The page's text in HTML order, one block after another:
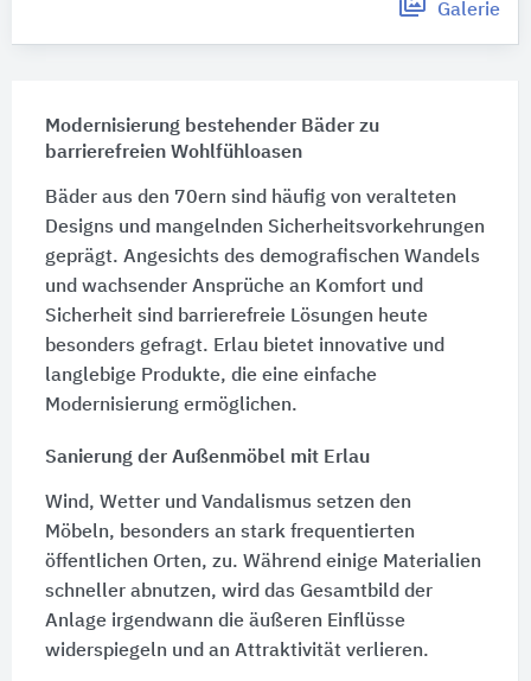
Galerie
Modernisierung bestehender Bäder zu
barrierefreien Wohlfühloasen
Bäder aus den 70ern sind häufig von veralteten
Designs und mangelnden Sicherheitsvorkehrungen
geprägt. Angesichts des demografischen Wandels
und wachsender Ansprüche an Komfort und
Sicherheit sind barrierefreie Lösungen heute
besonders gefragt. Erlau bietet innovative und
langlebige Produkte, die eine einfache
Modernisierung ermöglichen.
Sanierung der Außenmöbel mit Erlau
Wind, Wetter und Vandalismus setzen den
Möbeln, besonders an stark frequentierten
öffentlichen Orten, zu. Während einige Materialien
schneller abnutzen, wird das Gesamtbild der
Anlage irgendwann die äußeren Einflüsse
widerspiegeln und an Attraktivität verlieren.